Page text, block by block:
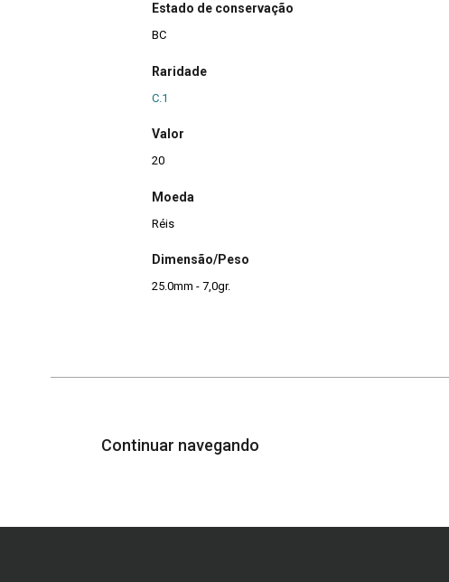
Estado de conservação
BC
Raridade
C.1
Valor
20
Moeda
Réis
Dimensão/Peso
25.0mm - 7,0gr.
Continuar navegando